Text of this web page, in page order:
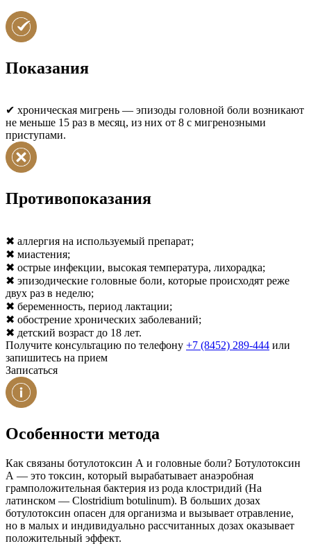
Показания
✔ хроническая мигрень ― эпизоды головной боли возникают
не меньше 15 раз в месяц, из них от 8 с мигренозными
приступами.
Противопоказания
✖ аллергия на используемый препарат;
✖ миастения;
✖ острые инфекции, высокая температура, лихорадка;
✖ эпизодические головные боли, которые происходят реже
двух раз в неделю;
✖ беременность, период лактации;
✖ обострение хронических заболеваний;
✖ детский возраст до 18 лет.
Получите консультацию по телефону +7 (8452) 289-444 или
запишитесь на прием
Записаться
Особенности метода
Как связаны ботулотоксин А и головные боли? Ботулотоксин
А ― это токсин, который вырабатывает анаэробная
грамположительная бактерия из рода клостридий (На
латинском — Clostridium botulinum). В больших дозах
ботулотоксин опасен для организма и вызывает отравление,
но в малых и индивидуально рассчитанных дозах оказывает
положительный эффект.